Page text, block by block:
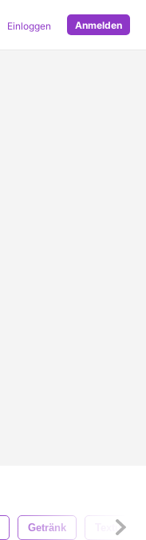
Einloggen Anmelden
Getränk Textur